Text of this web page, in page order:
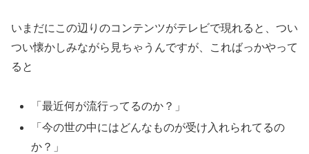
いまだにこの辺りのコンテンツがテレビで現れると、つい
つい懐かしみながら見ちゃうんですが、こればっかやって
ると
「最近何が流行ってるのか？」
「今の世の中にはどんなものが受け入れられてるの
か？」